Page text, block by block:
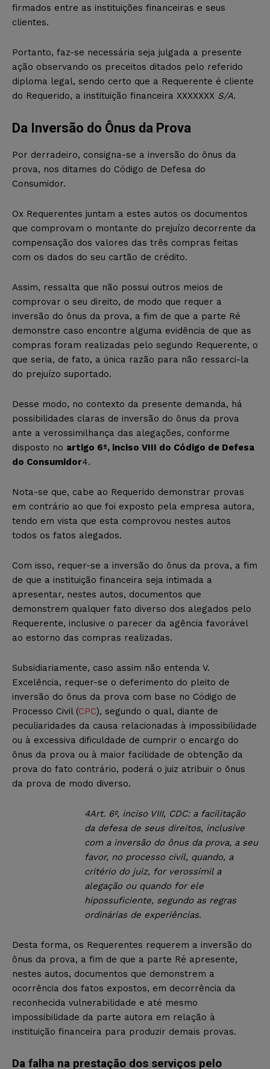
firmados entre as instituições financeiras e seus
clientes.
Portanto, faz-se necessária seja julgada a presente
ação observando os preceitos ditados pelo referido
diploma legal, sendo certo que a Requerente é cliente
do Requerido, a instituição financeira XXXXXXX S/A.
Da Inversão do Ônus da Prova
Por derradeiro, consigna-se a inversão do ônus da
prova, nos ditames do Código de Defesa do
Consumidor.
Ox Requerentes juntam a estes autos os documentos
que comprovam o montante do prejuízo decorrente da
compensação dos valores das três compras feitas
com os dados do seu cartão de crédito.
Assim, ressalta que não possui outros meios de
comprovar o seu direito, de modo que requer a
inversão do ônus da prova, a fim de que a parte Ré
demonstre caso encontre alguma evidência de que as
compras foram realizadas pelo segundo Requerente, o
que seria, de fato, a única razão para não ressarci-la
do prejuízo suportado.
Desse modo, no contexto da presente demanda, há
possibilidades claras de inversão do ônus da prova
ante a verossimilhança das alegações, conforme
disposto no artigo 6º, inciso VIII do Código de Defesa
do Consumidor4.
Nota-se que, cabe ao Requerido demonstrar provas
em contrário ao que foi exposto pela empresa autora,
tendo em vista que esta comprovou nestes autos
todos os fatos alegados.
Com isso, requer-se a inversão do ônus da prova, a fim
de que a instituição financeira seja intimada a
apresentar, nestes autos, documentos que
demonstrem qualquer fato diverso dos alegados pelo
Requerente, inclusive o parecer da agência favorável
ao estorno das compras realizadas.
Subsidiariamente, caso assim não entenda V.
Excelência, requer-se o deferimento do pleito de
inversão do ônus da prova com base no Código de
Processo Civil (CPC), segundo o qual, diante de
peculiaridades da causa relacionadas à impossibilidade
ou à excessiva dificuldade de cumprir o encargo do
ônus da prova ou à maior facilidade de obtenção da
prova do fato contrário, poderá o juiz atribuir o ônus
da prova de modo diverso.
4Art. 6º, inciso VIII, CDC: a facilitação
da defesa de seus direitos, inclusive
com a inversão do ônus da prova, a seu
favor, no processo civil, quando, a
critério do juiz, for verossímil a
alegação ou quando for ele
hipossuficiente, segundo as regras
ordinárias de experiências.
Desta forma, os Requerentes requerem a inversão do
ônus da prova, a fim de que a parte Ré apresente,
nestes autos, documentos que demonstrem a
ocorrência dos fatos expostos, em decorrência da
reconhecida vulnerabilidade e até mesmo
impossibilidade da parte autora em relação à
instituição financeira para produzir demais provas.
Da falha na prestação dos serviços pelo